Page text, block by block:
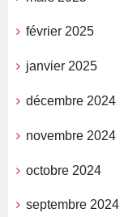
février 2025
janvier 2025
décembre 2024
novembre 2024
octobre 2024
septembre 2024